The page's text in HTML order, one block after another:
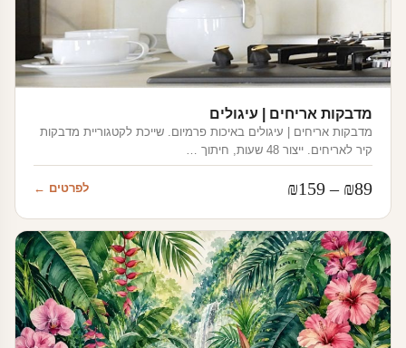
מדבקות אריחים | עיגולים
מדבקות אריחים | עיגולים באיכות פרמיום. שייכת לקטגוריית מדבקות
קיר לאריחים. ייצור 48 שעות, חיתוך …
₪89
–
₪159
מחירים:
עד
לפרטים ←